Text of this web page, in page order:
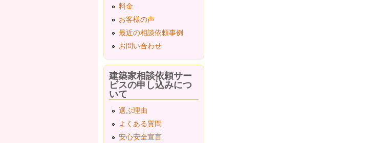
料金
お客様の声
最近の相談依頼事例
お問い合わせ
建築家相談依頼サー
ビスの申し込みにつ
いて
選ぶ理由
よくある質問
安心安全宣言